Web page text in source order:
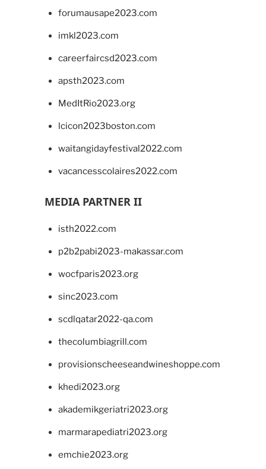
forumausape2023.com
imkl2023.com
careerfaircsd2023.com
apsth2023.com
MedItRio2023.org
lcicon2023boston.com
waitangidayfestival2022.com
vacancesscolaires2022.com
MEDIA PARTNER II
isth2022.com
p2b2pabi2023-makassar.com
wocfparis2023.org
sinc2023.com
scdlqatar2022-qa.com
thecolumbiagrill.com
provisionscheeseandwineshoppe.com
khedi2023.org
akademikgeriatri2023.org
marmarapediatri2023.org
emchie2023.org